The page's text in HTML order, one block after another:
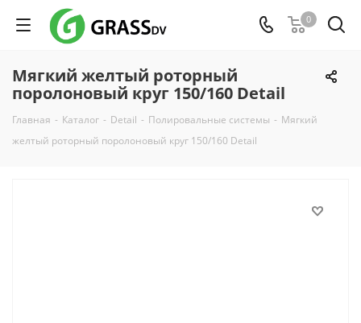
0
Мягкий желтый роторный
поролоновый круг 150/160 Detail
Главная - Каталог - Detail - Полировальные системы - Мягкий
желтый роторный поролоновый круг 150/160 Detail